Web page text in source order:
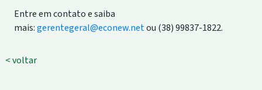
Entre em contato e saiba
mais:gerentegeral@econew.netou (38) 99837-1822.
< voltar